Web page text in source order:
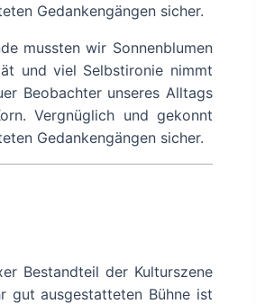
Gedankengängen sicher.
mussten wir Sonnenblumen
und viel Selbstironie nimmt
Beobachter unseres Alltags
Vergnüglich und gekonnt
Gedankengängen sicher.
Bestandteil der Kulturszene
gut ausgestatteten Bühne ist